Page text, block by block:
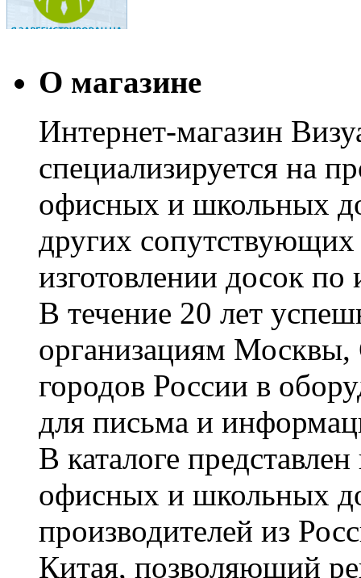
О магазине
Интернет-магазин
специализируется на
офисных и школьных
других сопутствующих
изготовлении досок по
В течение 20 лет
организациям Москвы,
городов России в
для письма и
В каталоге
офисных и школьных
производителей из
Китая, позволяющий